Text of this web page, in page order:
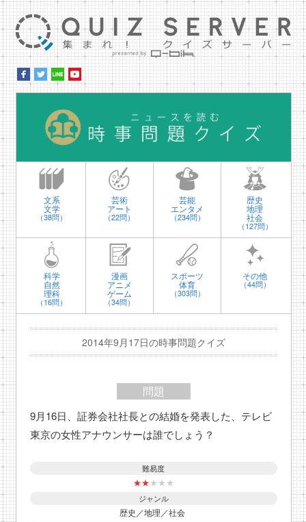
文系
文学
（38問）
芸術
アート
（22問）
芸能
エンタメ
（234問）
歴史
地理
社会
（127問）
科学
自然
理科
（16問）
漫画
アニメ
ゲーム
（34問）
スポーツ
体育
（303問）
その他
（44問）
2014年9月17日の時事問題クイズ
問題
9月16日、証券会社社長との結婚を発表した、テレビ
東京の女性アナウンサーは誰でしょう？
難易度
★★★ ★ ★
ジャンル
歴史／地理／社会